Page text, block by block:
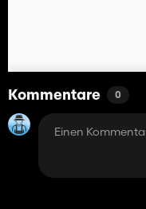
Kommentare 0